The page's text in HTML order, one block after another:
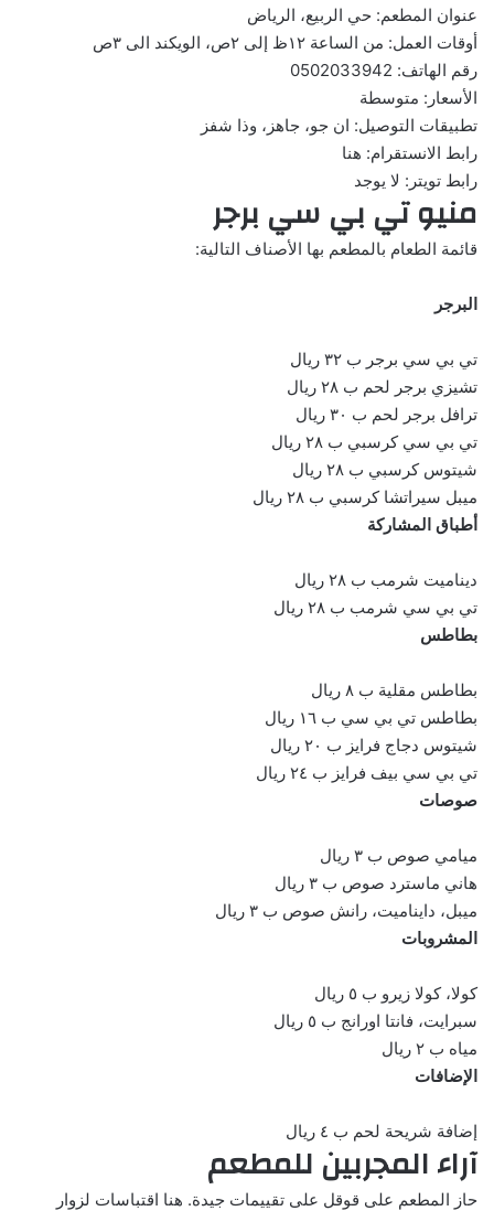
عنوان المطعم: حي الربيع، الرياض
أوقات العمل: من الساعة ١٢ظ إلى ٢ص، الويكند الى ٣ص
رقم الهاتف: 0502033942
الأسعار: متوسطة
تطبيقات التوصيل: ان جو، جاهز، وذا شفز
رابط الانستقرام: هنا
رابط تويتر: لا يوجد
منيو تي بي سي برجر
قائمة الطعام بالمطعم بها الأصناف التالية:
البرجر
تي بي سي برجر ب ٣٢ ريال
تشيزي برجر لحم ب ٢٨ ريال
ترافل برجر لحم ب ٣٠ ريال
تي بي سي كرسبي ب ٢٨ ريال
شيتوس كرسبي ب ٢٨ ريال
ميبل سيراتشا كرسبي ب ٢٨ ريال
أطباق المشاركة
ديناميت شرمب ب ٢٨ ريال
تي بي سي شرمب ب ٢٨ ريال
بطاطس
بطاطس مقلية ب ٨ ريال
بطاطس تي بي سي ب ١٦ ريال
شيتوس دجاج فرايز ب ٢٠ ريال
تي بي سي بيف فرايز ب ٢٤ ريال
صوصات
ميامي صوص ب ٣ ريال
هاني ماسترد صوص ب ٣ ريال
ميبل، دايناميت، رانش صوص ب ٣ ريال
المشروبات
كولا، كولا زيرو ب ٥ ريال
سبرايت، فانتا اورانج ب ٥ ريال
مياه ب ٢ ريال
الإضافات
إضافة شريحة لحم ب ٤ ريال
آراء المجربين للمطعم
حاز المطعم على قوقل على تقييمات جيدة. هنا اقتباسات لزوار